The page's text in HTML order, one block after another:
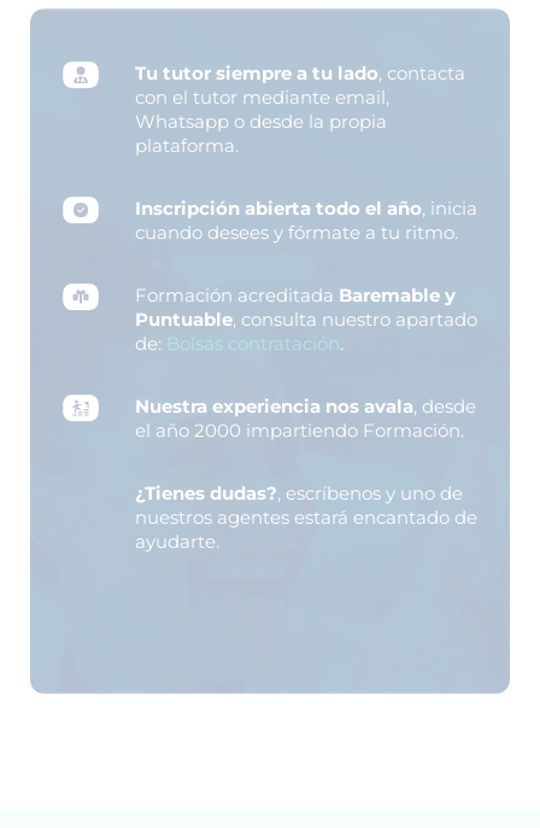
Tu tutor siempre a tu lado, contacta
con el tutor mediante email,
Whatsapp o desde la propia
plataforma.
Inscripción abierta todo el año, inicia
cuando desees y fórmate a tu ritmo.
Formación acreditada Baremable y
Puntuable, consulta nuestro apartado
de: Bolsas contratación.
Nuestra experiencia nos avala, desde
el año 2000 impartiendo Formación.
¿Tienes dudas?, escríbenos y uno de
nuestros agentes estará encantado de
ayudarte.